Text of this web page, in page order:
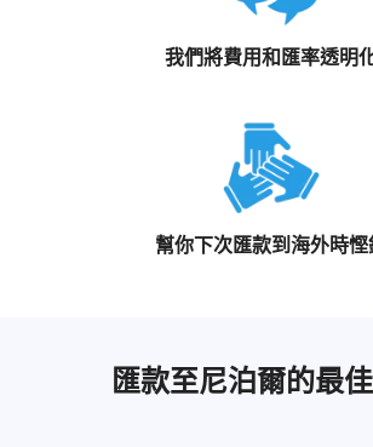
我們將費用和匯率透明
幫你下次匯款到海外時慳
匯款至尼泊爾的最